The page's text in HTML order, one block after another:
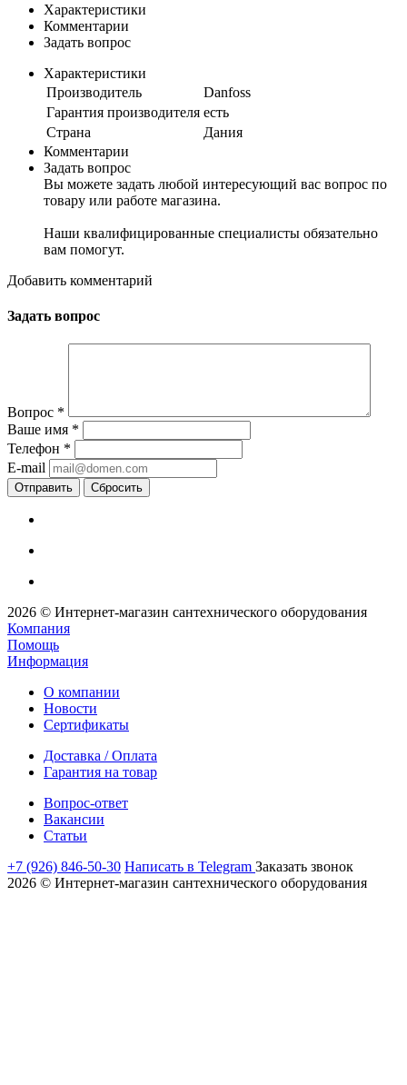
Характеристики
Комментарии
Задать вопрос
Характеристики
Производитель
Danfoss
Гарантия производителя есть
Страна
Дания
Комментарии
Задать вопрос
Вы можете задать любой интересующий вас вопрос по
товару или работе магазина.
Наши квалифицированные специалисты обязательно
вам помогут.
Добавить комментарий
Задать вопрос
Вопрос *
Ваше имя *
Телефон *
E-mail
Сбросить
2026 © Интернет-магазин сантехнического оборудования
Компания
Помощь
Информация
О компании
Новости
Сертификаты
Доставка / Оплата
Гарантия на товар
Вопрос-ответ
Вакансии
Статьи
+7 (926) 846-50-30 Написать в Telegram Заказать звонок
2026 © Интернет-магазин сантехнического оборудования